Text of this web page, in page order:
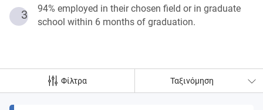
3
94% employed in their chosen field or in graduate
school within 6 months of graduation.
Φίλτρα Ταξινόμηση